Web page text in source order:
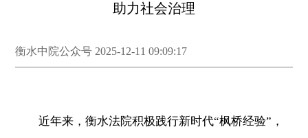
助力社会治理
衡水中院公众号 2025-12-11 09:09:17
近年来，衡水法院积极践行新时代“枫桥经验”，